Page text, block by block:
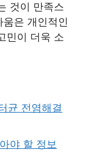
것이 만족스
은 개인적인
민이 더욱 소
균 전염해결
야 할 정보